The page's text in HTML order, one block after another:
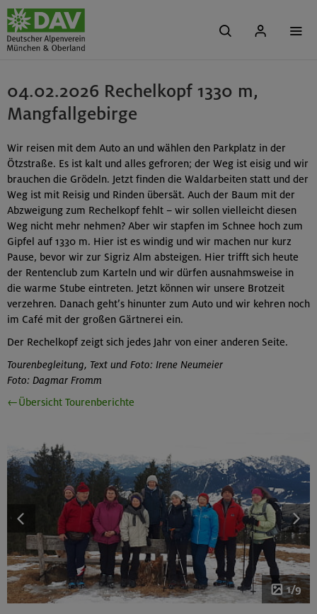
04.02.2026 Rechelkopf 1330 m,
Mangfallgebirge
Wir reisen mit dem Auto an und wählen den Parkplatz in der
Ötzstraße. Es ist kalt und alles gefroren; der Weg ist eisig und wir
brauchen die Grödeln. Jetzt finden die Waldarbeiten statt und der
Weg ist mit Reisig und Rinden übersät. Auch der Baum mit der
Abzweigung zum Rechelkopf fehlt – wir sollen vielleicht diesen
Weg nicht mehr nehmen? Aber wir stapfen im Schnee hoch zum
Gipfel auf 1330 m. Hier ist es windig und wir machen nur kurz
Pause, bevor wir zur Sigriz Alm absteigen. Hier trifft sich heute
der Rentenclub zum Karteln und wir dürfen ausnahmsweise in
die warme Stube eintreten. Jetzt können wir unsere Brotzeit
verzehren. Danach geht’s hinunter zum Auto und wir kehren noch
im Café mit der großen Gärtnerei ein.
Der Rechelkopf zeigt sich jedes Jahr von einer anderen Seite.
Tourenbegleitung, Text und Foto: Irene Neumeier
Foto: Dagmar Fromm
←Übersicht Tourenberichte
1/9